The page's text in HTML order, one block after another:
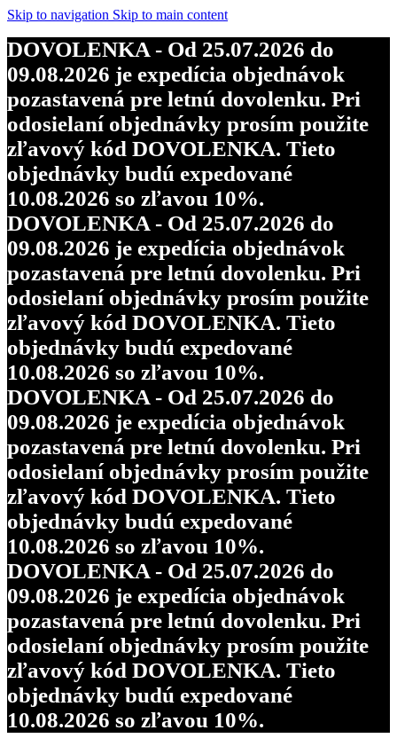
Skip to navigation Skip to main content
DOVOLENKA - Od 25.07.2026 do
09.08.2026 je expedícia objednávok
pozastavená pre letnú dovolenku. Pri
odosielaní objednávky prosím použite
zľavový kód DOVOLENKA. Tieto
objednávky budú expedované
10.08.2026 so zľavou 10%.
DOVOLENKA - Od 25.07.2026 do
09.08.2026 je expedícia objednávok
pozastavená pre letnú dovolenku. Pri
odosielaní objednávky prosím použite
zľavový kód DOVOLENKA. Tieto
objednávky budú expedované
10.08.2026 so zľavou 10%.
DOVOLENKA - Od 25.07.2026 do
09.08.2026 je expedícia objednávok
pozastavená pre letnú dovolenku. Pri
odosielaní objednávky prosím použite
zľavový kód DOVOLENKA. Tieto
objednávky budú expedované
10.08.2026 so zľavou 10%.
DOVOLENKA - Od 25.07.2026 do
09.08.2026 je expedícia objednávok
pozastavená pre letnú dovolenku. Pri
odosielaní objednávky prosím použite
zľavový kód DOVOLENKA. Tieto
objednávky budú expedované
10.08.2026 so zľavou 10%.